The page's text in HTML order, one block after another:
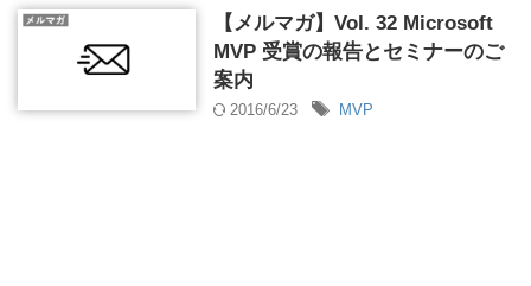
【メルマガ】Vol. 32 Microsoft
MVP 受賞の報告とセミナーのご
案内
2016/6/23 MVP